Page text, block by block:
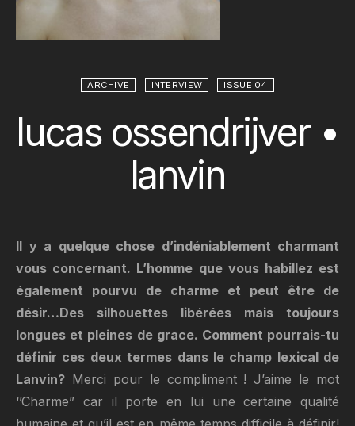
ARCHIVE INTERVIEW ISSUE 04
lucas ossendrijver •
lanvin
Il y a quelque chose d’indéniablement charmant
vous concernant. L’homme que vous habillez est
également pourvu de charme et peut être de
désir…Des silhouettes libérées mais toujours
longues et pleines de grace. Comment pourrais-tu
définir ces deux termes dans le champ lexical de
Lanvin? Merci pour le compliment ! J’aime le mot
‘’Charme” car il porte en lui une certaine qualité